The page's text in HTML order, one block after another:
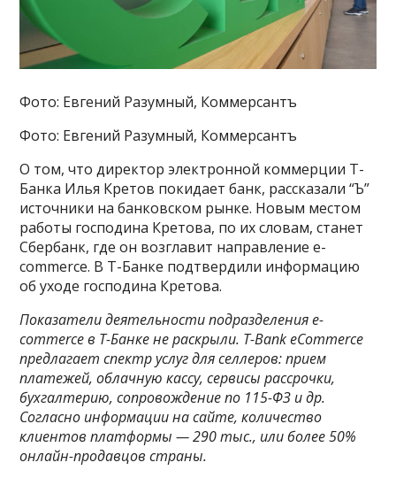
Фото: Евгений Разумный, Коммерсантъ
Фото: Евгений Разумный, Коммерсантъ
О том, что директор электронной коммерции Т-
Банка Илья Кретов покидает банк, рассказали “Ъ”
источники на банковском рынке. Новым местом
работы господина Кретова, по их словам, станет
Сбербанк, где он возглавит направление е-
commerce. В Т-Банке подтвердили информацию
об уходе господина Кретова.
Показатели деятельности подразделения е-
commerce в Т-Банке не раскрыли. T-Bank eCommerce
предлагает спектр услуг для селлеров: прием
платежей, облачную кассу, сервисы рассрочки,
бухгалтерию, сопровождение по 115-ФЗ и др.
Согласно информации на сайте, количество
клиентов платформы — 290 тыс., или более 50%
онлайн-продавцов страны.